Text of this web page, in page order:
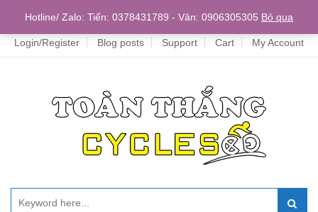
Home
Login/Register Blog posts Support Cart My Account
Hotline/ Zalo: Tiến: 0378431789 - Vân: 0906305305 Bỏ qua